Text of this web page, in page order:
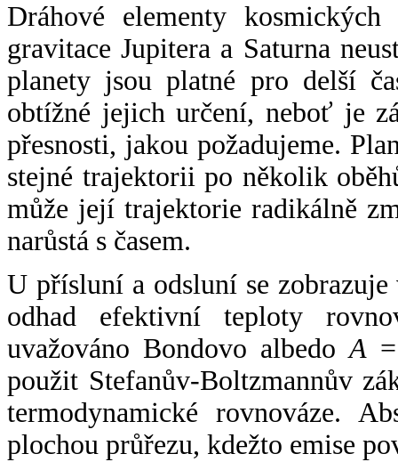
Dráhové elementy
gravitace Jupitera a Saturna
planety jsou platné pro delší
obtížné jejich určení, neboť je
přesnosti, jakou požadujeme.
stejné trajektorii po několik
může její trajektorie radikálně
narůstá s časem.
U přísluní a odsluní se
odhad efektivní teploty
uvažováno Bondovo albedoA
použit Stefanův-Boltzmannův
termodynamické rovnováze.
plochou průřezu, kdežto emise